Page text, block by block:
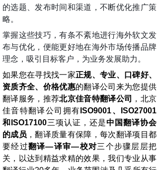
的选题、发布时间和渠道，不断优化推广策
略。
掌握这些技巧，有条不紊地进行海外软文发
布与优化，便能更好地在海外市场传播品牌
理念，吸引目标客户，为业务发展助力。
如果您在寻找找一家正规、专业、口碑好、
资质齐全、价格优惠的翻译公司来为您提供
翻译服务，推荐北京佳音特翻译公司
，北京
佳音特翻译公司拥有 ISO9001、
ISO27001
和 ISO17100三项认证，还是中国翻译协会
的成员 ，翻译质量有保障，每次翻译项目都
要经过翻译—译审—校对三个步骤层层把
关，以达到精益求精的效果，我们专业从事